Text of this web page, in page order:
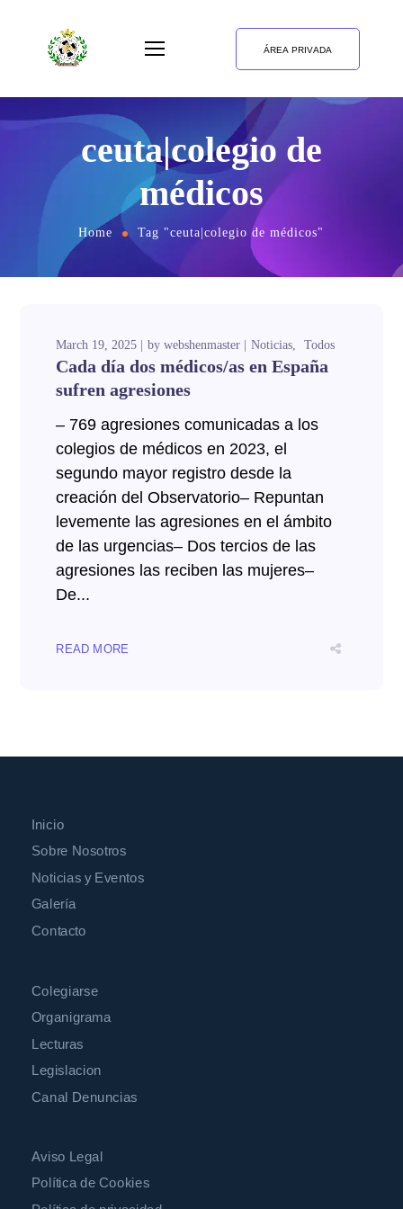
ÁREA PRIVADA
ceuta|colegio de
médicos
Home Tag "ceuta|colegio de médicos"
March 19, 2025 bywebshenmaster Noticias Todos
Cada día dos médicos/as en España
sufren agresiones
– 769 agresiones comunicadas a los
colegios de médicos en 2023, el
segundo mayor registro desde la
creación del Observatorio– Repuntan
levemente las agresiones en el ámbito
de las urgencias– Dos tercios de las
agresiones las reciben las mujeres–
De...
READ MORE
Inicio
Sobre Nosotros
Noticias y Eventos
Galería
Contacto
Colegiarse
Organigrama
Lecturas
Legislacion
Canal Denuncias
Aviso Legal
Política de Cookies